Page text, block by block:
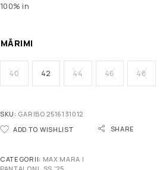
100% in
MĂRIMI
40 42 44 46 48
SKU: GARIBO 2516131012
ADD TO WISHLIST
SHARE
CATEGORII: MAX MARA |